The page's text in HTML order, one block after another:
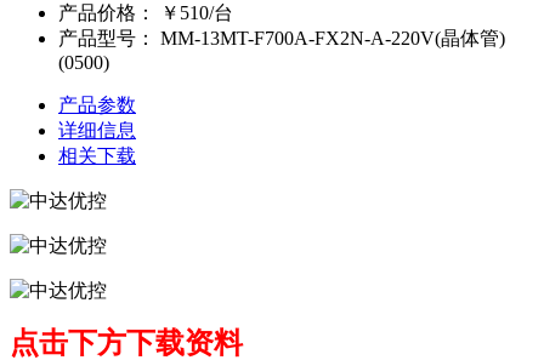
产品价格：
￥510/台
产品型号：
MM-13MT-F700A-FX2N-A-220V(晶体管)
(0500)
产品参数
详细信息
相关下载
点击下方下载资料